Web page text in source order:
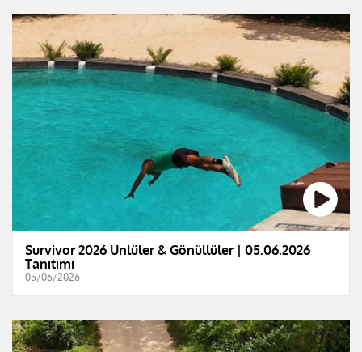
Survivor 2026 Ünlüler & Gönüllüler | 05.06.2026
Tanıtımı
05/06/2026